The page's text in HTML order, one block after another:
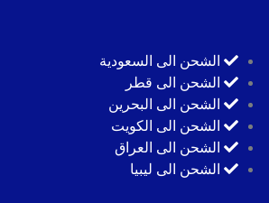
الشحن الى السعودية
الشحن الى قطر
الشحن الى البحرين
الشحن الى الكويت
الشحن الى العراق
الشحن الى ليبيا